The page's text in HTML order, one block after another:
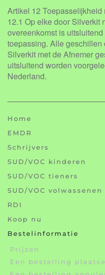
Artikel 12
12.1 Op elke door Silverkit
overeenkomst is
toepassing. Alle
Silverkit met de Afnemer
uitsluitend worden
Nederland.
Home
EMDR
Schrijvers
SUD/VOC kinderen
SUD/VOC tieners
SUD/VOC volwassenen
RDI
Koop nu
Bestelinformatie
Prijzen
Een bestelling